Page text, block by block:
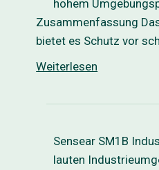
hohem
Zusammenfassung
bietet es Schutz vor
Weiterlesen
Sensear SM1B
lauten